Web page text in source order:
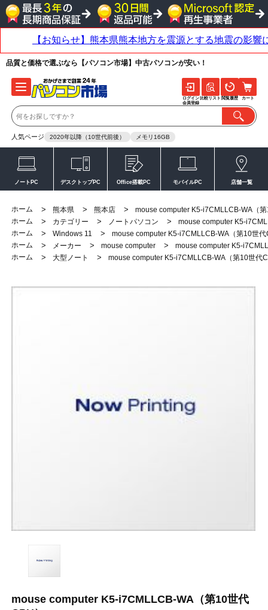
品質と価格で選ぶなら【パソコン市場】中古パソコンが安い！
人気ページ 2020年以降（10世代前後） メモリ16GB
ログイン
会員登録
比較リスト 閲覧履歴 カート
ノートPC デスクトップPC Office搭載PC モバイルPC 店舗一覧
ホーム > 熊本県 > 熊本店 >
mouse computer K5-i7CMLLCB-WA（
ホーム
> カテゴリー > ノートパソコン >
mouse computer K5-
ホーム
> Windows 11 >
mouse computer K5-i7CMLLCB-WA（第10世代
ホーム
> メーカー > mouse computer >
mouse computer K5-
ホーム
> 大型ノート > mouse computer K5-i7CMLLCB-WA（第10世代
mouse computer K5-i7CMLLCB-WA（第10世代